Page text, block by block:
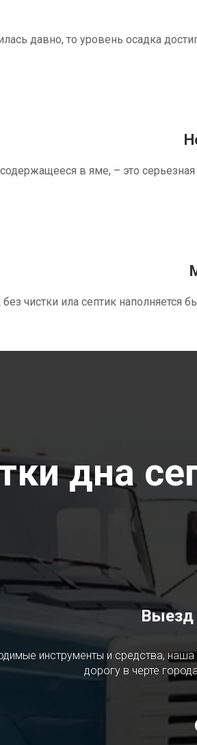
давно, то уровень осадка
в яме, – это
без чистки ила септик наполняется
дна
Выезд
инструменты и средства,
дорогу в черте